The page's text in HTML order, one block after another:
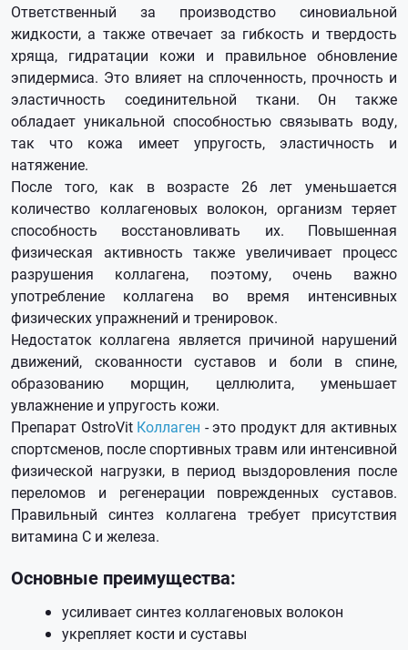
Ответственный за производство синовиальной
жидкости, а также отвечает за гибкость и твердость
хряща, гидратации кожи и правильное обновление
эпидермиса. Это влияет на сплоченность, прочность и
эластичность соединительной ткани. Он также
обладает уникальной способностью связывать воду,
так что кожа имеет упругость, эластичность и
натяжение.
После того, как в возрасте 26 лет уменьшается
количество коллагеновых волокон, организм теряет
способность восстановливать их. Повышенная
физическая активность также увеличивает процесс
разрушения коллагена, поэтому, очень важно
употребление коллагена во время интенсивных
физических упражнений и тренировок.
Недостаток коллагена является причиной нарушений
движений, скованности суставов и боли в спине,
образованию морщин, целлюлита, уменьшает
увлажнение и упругость кожи.
Препарат OstroVit Коллаген - это продукт для активных
спортсменов, после спортивных травм или интенсивной
физической нагрузки, в период выздоровления после
переломов и регенерации поврежденных суставов.
Правильный синтез коллагена требует присутствия
витамина С и железа.
Основные преимущества:
усиливает синтез коллагеновых волокон
укрепляет кости и суставы